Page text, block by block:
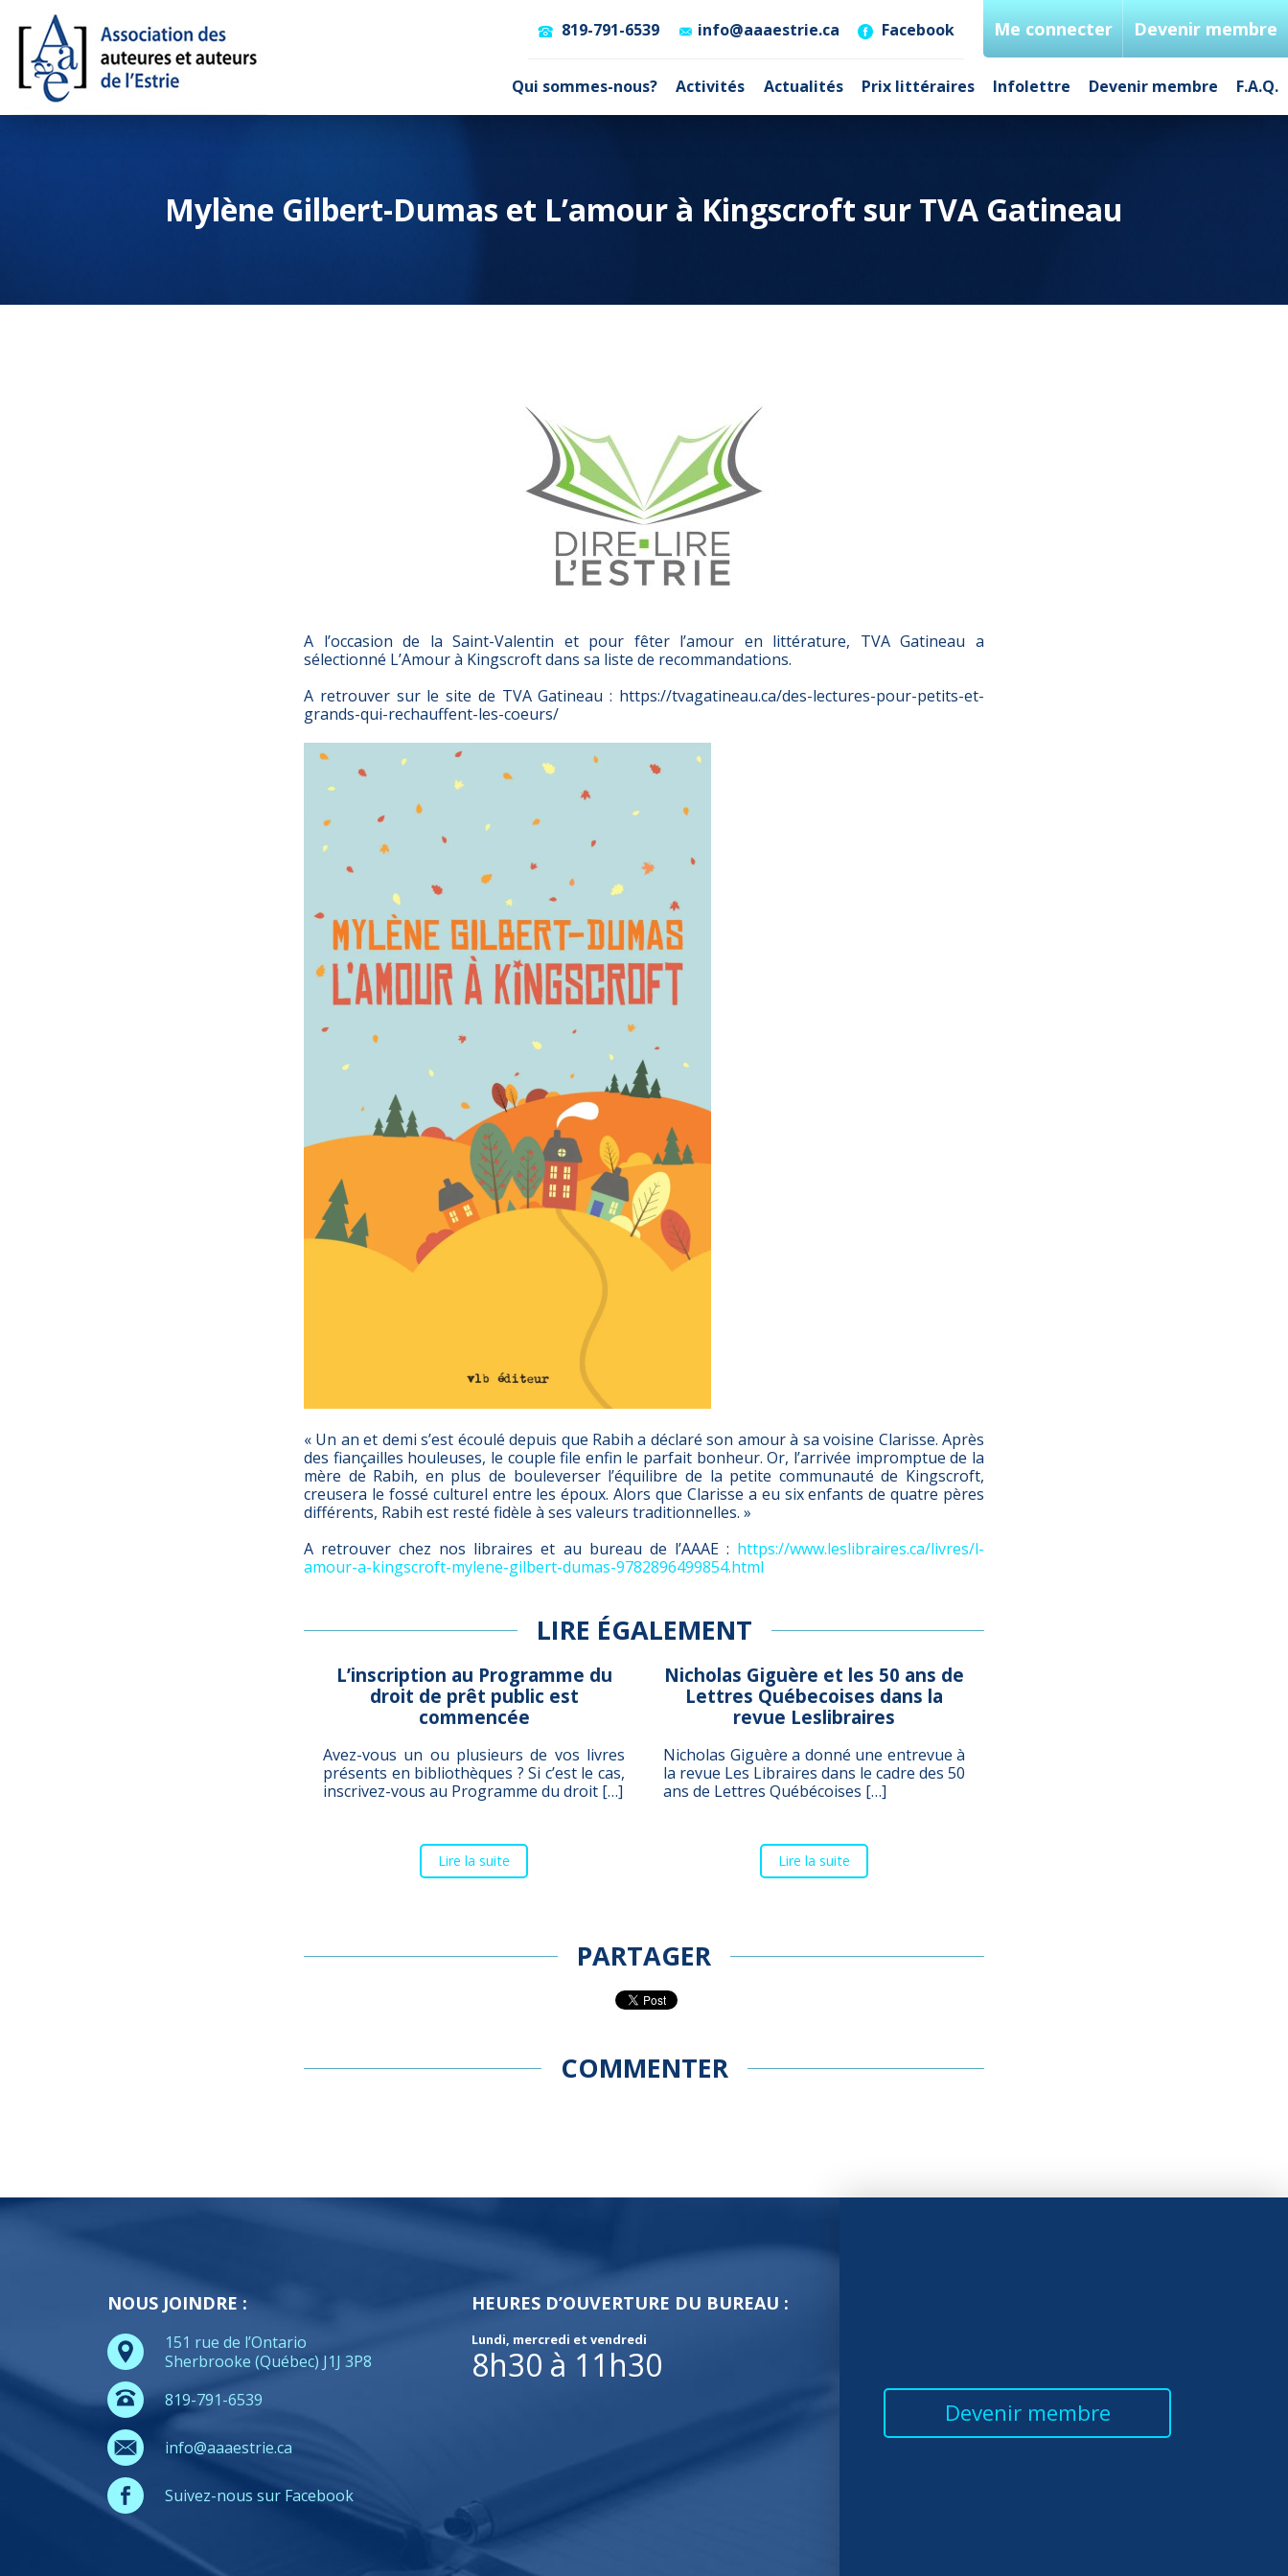
Qui sommes-nous? Activités Actualités Prix littéraires Infolettre Devenir membre F.A.Q.
819-791-6539 info@aaaestrie.ca Facebook Me connecter Devenir membre
Mylène Gilbert-Dumas et L’amour à Kingscroft sur TVA Gatineau
A l’occasion de la Saint-Valentin et pour fêter l’amour en littérature, TVA Gatineau a
sélectionné L’Amour à Kingscroft dans sa liste de recommandations.
A retrouver sur le site de TVA Gatineau : https://tvagatineau.ca/des-lectures-pour-petits-et-
grands-qui-rechauffent-les-coeurs/
« Un an et demi s’est écoulé depuis que Rabih a déclaré son amour à sa voisine Clarisse. Après
des fiançailles houleuses, le couple file enfin le parfait bonheur. Or, l’arrivée impromptue de la
mère de Rabih, en plus de bouleverser l’équilibre de la petite communauté de Kingscroft,
creusera le fossé culturel entre les époux. Alors que Clarisse a eu six enfants de quatre pères
différents, Rabih est resté fidèle à ses valeurs traditionnelles. »
A retrouver chez nos libraires et au bureau de l’AAAE : https://www.leslibraires.ca/livres/l-
amour-a-kingscroft-mylene-gilbert-dumas-9782896499854.html
LIRE ÉGALEMENT
L’inscription au Programme du
droit de prêt public est
commencée
Avez-vous un ou plusieurs de vos livres
présents en bibliothèques ? Si c’est le cas,
inscrivez-vous au Programme du droit […]
Lire la suite
Nicholas Giguère et les 50 ans de
Lettres Québecoises dans la
revue Leslibraires
Nicholas Giguère a donné une entrevue à
la revue Les Libraires dans le cadre des 50
ans de Lettres Québécoises […]
Lire la suite
PARTAGER
COMMENTER
NOUS JOINDRE :
151 rue de l’Ontario
Sherbrooke (Québec) J1J 3P8
819-791-6539
info@aaaestrie.ca
Suivez-nous sur Facebook
HEURES D’OUVERTURE DU BUREAU :
Lundi, mercredi et vendredi
8h30 à 11h30
Devenir membre